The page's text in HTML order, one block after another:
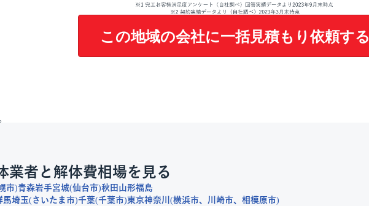
この地域の会社に一括見積もり依頼する
業者と解体費相場を見る
市 青森岩手宮城 仙台市 秋田 山形福島
馬埼玉 さいたま市 千葉 千葉市 東京神奈川 横浜市 川崎市
相模原市